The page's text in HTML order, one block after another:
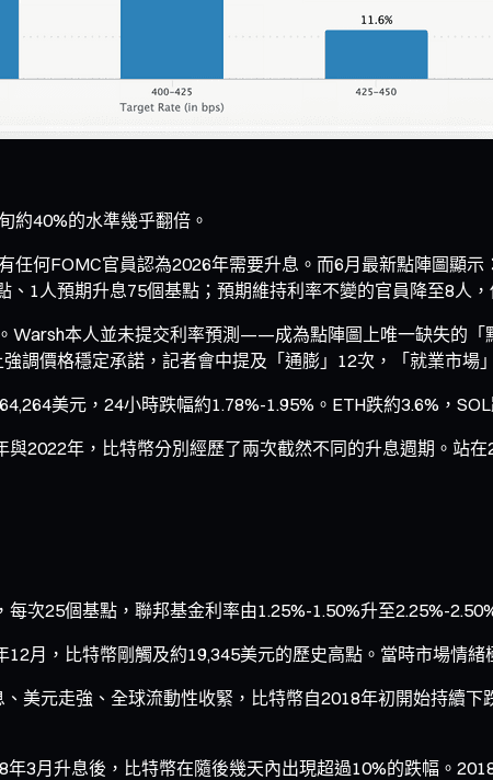
約40%的水準幾乎翻倍。
任何FOMC官員認為2026年需要升息。而6月最新點陣圖顯
1人預期升息75個基點；預期維持利率不變的官員降至8人，
Warsh本人並未提交利率預測——成為點陣圖上唯一缺失的
調價格穩定承諾，記者會中提及「通膨」12次，「就業市場
美元，24小時跌幅約1.78%-1.95%。ETH跌約3.6%，SOL
2022年，比特幣分別經歷了兩次截然不同的升息週期。站
次25個基點，聯邦基金利率由1.25%-1.50%升至2.25%-
月，比特幣剛觸及約19,345美元的歷史高點。當時市場情
美元走強、全球流動性收緊，比特幣自2018年初開始持續
3月升息後，比特幣在隨後幾天內出現超過10%的跌幅。